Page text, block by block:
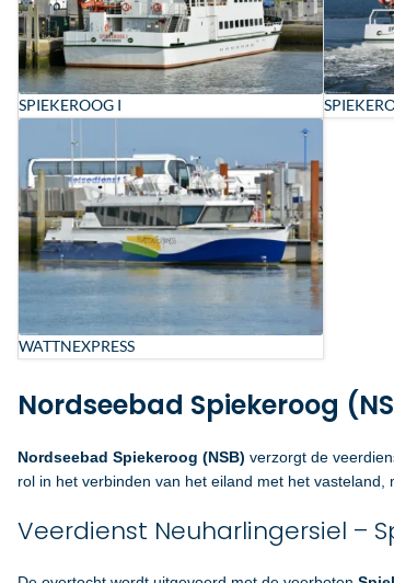
SPIEKEROOG I
WATTNEXPRESS
Nordseebad Spiekeroog
Nordseebad Spiekeroog (NSB) verzorgt de
rol in het verbinden van het eiland met het
Veerdienst Neuharlingersiel –